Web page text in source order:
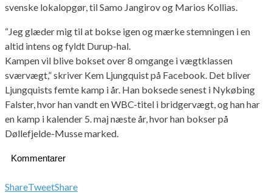
svenske lokalopgør, til Samo Jangirov og Marios Kollias.
“Jeg glæder mig til at bokse igen og mærke stemningen i en
altid intens og fyldt Durup-hal.
Kampen vil blive bokset over 8 omgange i vægtklassen
sværvægt,” skriver Kem Ljungquist på Facebook. Det bliver
Ljungquists femte kamp i år. Han boksede senest i Nykøbing
Falster, hvor han vandt en WBC-titel i bridgervægt, og han har
en kamp i kalender 5. maj næste år, hvor han bokser på
Døllefjelde-Musse marked.
Kommentarer
ShareTweetShare